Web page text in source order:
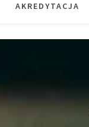
AKREDYTACJA